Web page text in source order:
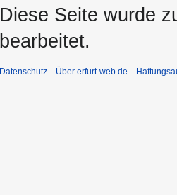
Diese Seite wurde
bearbeitet.
Datenschutz Über erfurt-web.de